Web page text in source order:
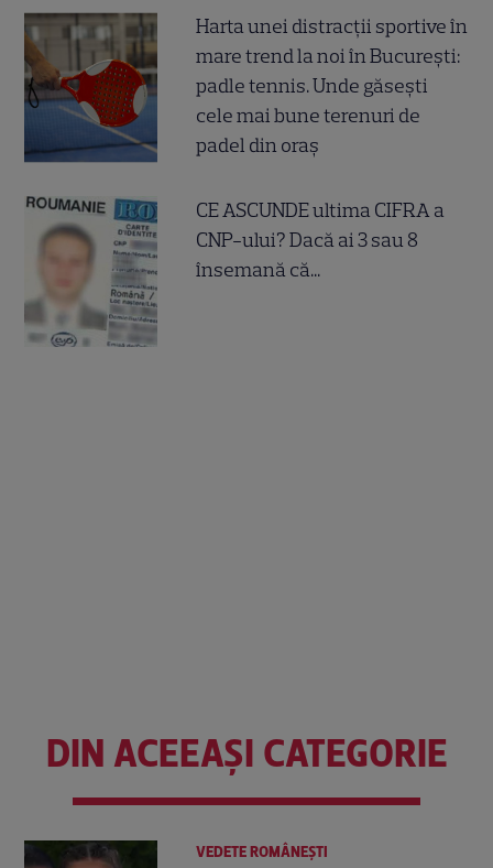
Harta unei distracții sportive în
mare trend la noi în București:
padle tennis. Unde găsești
cele mai bune terenuri de
padel din oraș
CE ASCUNDE ultima CIFRA a
CNP-ului? Dacă ai 3 sau 8
însemană că...
DIN ACEEAȘI CATEGORIE
VEDETE ROMÂNEŞTI